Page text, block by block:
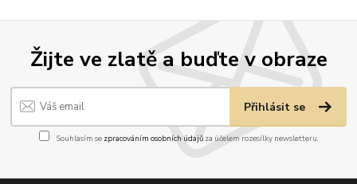
Žijte ve zlatě a buďte v obraze
Přihlásit se
Souhlasím se zpracováním osobních údajůza účelem rozesílky newsletteru.